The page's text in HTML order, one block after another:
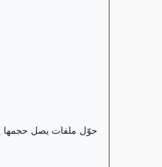
حوّل ملفات يصل حجمها إلى 1 جيجابايت مجانًا، ويمكن لمستخدمي النسخة الاحترافية تحويل ملفات يصل حجمها